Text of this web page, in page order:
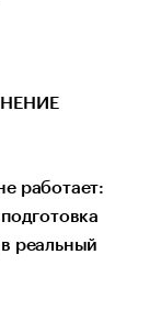
работает:
реальный